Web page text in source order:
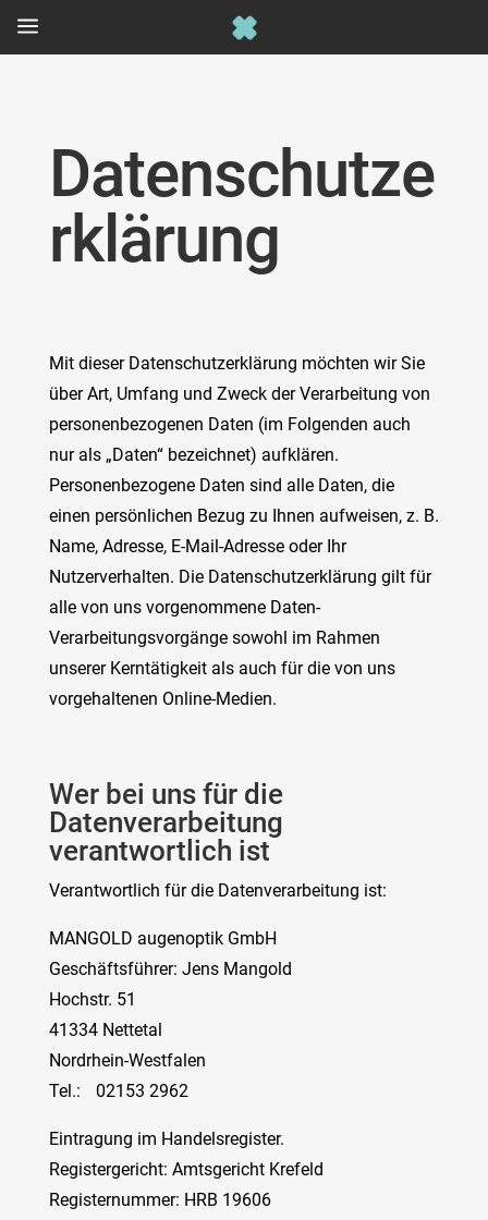
a
Datenschutze
rklärung
Mit dieser Datenschutzerklärung möchten wir Sie
über Art, Umfang und Zweck der Verarbeitung von
personenbezogenen Daten (im Folgenden auch
nur als „Daten“ bezeichnet) aufklären.
Personenbezogene Daten sind alle Daten, die
einen persönlichen Bezug zu Ihnen aufweisen, z. B.
Name, Adresse, E-Mail-Adresse oder Ihr
Nutzerverhalten. Die Datenschutzerklärung gilt für
alle von uns vorgenommene Daten-
Verarbeitungsvorgänge sowohl im Rahmen
unserer Kerntätigkeit als auch für die von uns
vorgehaltenen Online-Medien.
Wer bei uns für die
Datenverarbeitung
verantwortlich ist
Verantwortlich für die Datenverarbeitung ist:
MANGOLD augenoptik GmbH
Geschäftsführer: Jens Mangold
Hochstr. 51
41334 Nettetal
Nordrhein-Westfalen
Tel.: 02153 2962
Eintragung im Handelsregister.
Registergericht: Amtsgericht Krefeld
Registernummer: HRB 19606